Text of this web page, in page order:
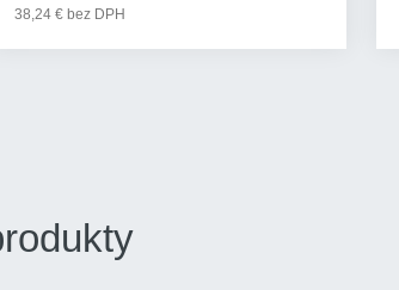
38,24 € bez DPH